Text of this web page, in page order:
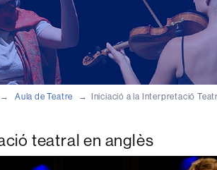
Aula de Teatre Iniciació a la Interpretació
teatral en anglès